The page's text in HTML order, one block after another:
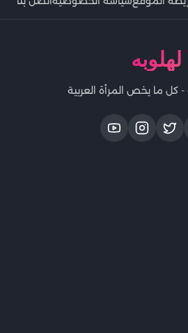
لهلوبه
كل ما يخص المرأة العربية